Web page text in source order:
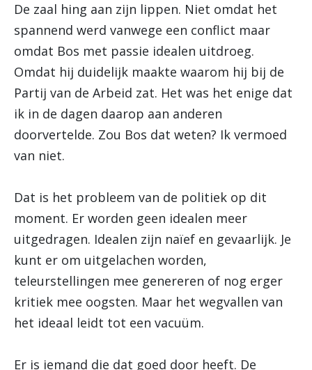
De zaal hing aan zijn lippen. Niet omdat het
spannend werd vanwege een conflict maar
omdat Bos met passie idealen uitdroeg.
Omdat hij duidelijk maakte waarom hij bij de
Partij van de Arbeid zat. Het was het enige dat
ik in de dagen daarop aan anderen
doorvertelde. Zou Bos dat weten? Ik vermoed
van niet.
Dat is het probleem van de politiek op dit
moment. Er worden geen idealen meer
uitgedragen. Idealen zijn naïef en gevaarlijk. Je
kunt er om uitgelachen worden,
teleurstellingen mee genereren of nog erger
kritiek mee oogsten. Maar het wegvallen van
het ideaal leidt tot een vacuüm.
Er is iemand die dat goed door heeft. De